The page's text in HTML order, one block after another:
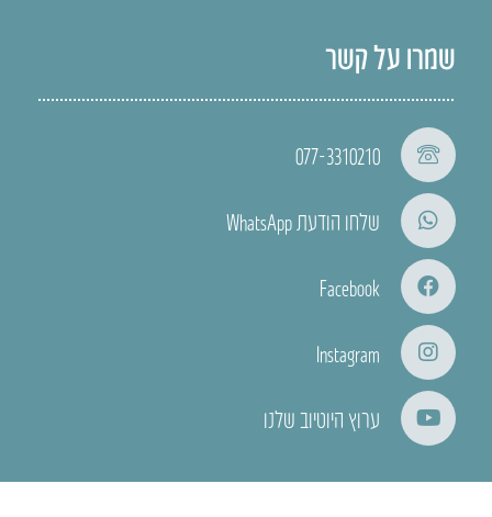
שמרו על קשר
077-3310210
שלחו הודעת WhatsApp
Facebook
Instagram
ערוץ היוטיוב שלנו